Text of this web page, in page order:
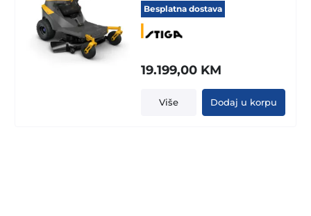
Besplatna dostava
19.199,00 KM
Više Dodaj u korpu